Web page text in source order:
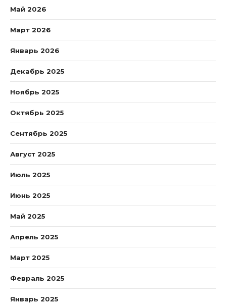
Май 2026
Март 2026
Январь 2026
Декабрь 2025
Ноябрь 2025
Октябрь 2025
Сентябрь 2025
Август 2025
Июль 2025
Июнь 2025
Май 2025
Апрель 2025
Март 2025
Февраль 2025
Январь 2025